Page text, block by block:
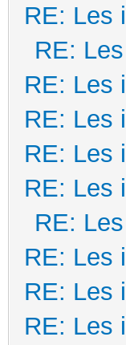
RE: Les
RE:
RE: Les
RE: Les
RE: Les
RE: Les
RE:
RE: Les
RE: Les
RE: Les